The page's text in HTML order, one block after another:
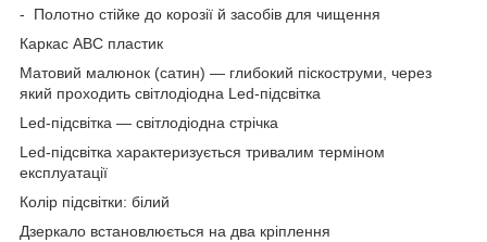
- Полотно стійке до корозії й засобів для чищення
Каркас АВС пластик
Матовий малюнок (сатин) — глибокий піскоструми, через
який проходить світлодіодна Led-підсвітка
Led-підсвітка — світлодіодна стрічка
Led-підсвітка характеризується тривалим терміном
експлуатації
Колір підсвітки: білий
Дзеркало встановлюється на два кріплення